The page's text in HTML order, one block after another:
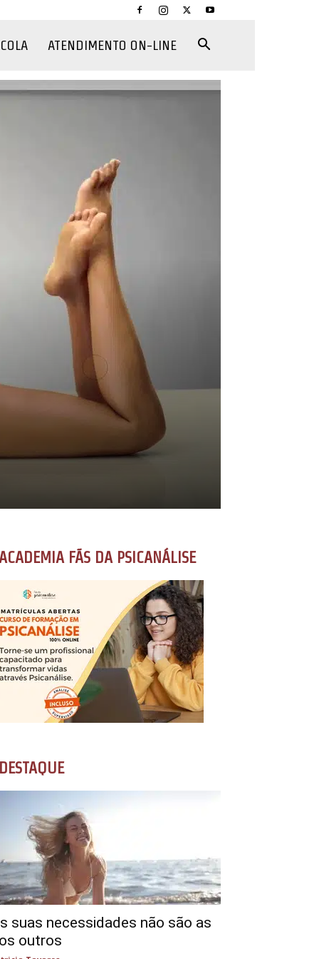
ATENDIMENTO ON-LINE
ACADEMIA FÃS DA PSICANÁLISE
DESTAQUE
suas necessidades não são as
outros